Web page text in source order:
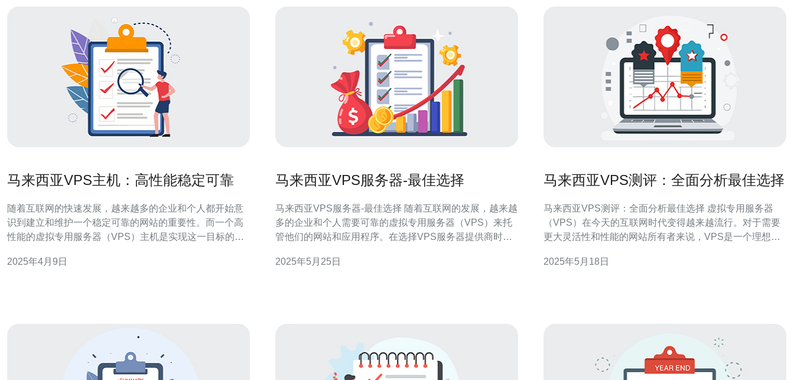
马来西亚VPS主机：高性能稳定可靠
随着互联网的快速发展，越来越多的企业和个人都开始意
识到建立和维护一个稳定可靠的网站的重要性。而一个高
性能的虚拟专用服务器（VPS）主机是实现这一目标的关
为多个独立的虚拟服务器，每个虚拟服务器都具有自己的
2025年4月9日
马来西亚VPS服务器-最佳选择
马来西亚VPS服务器-最佳选择 随着互联网的发展，越来越
多的企业和个人需要可靠的虚拟专用服务器（VPS）来托
管他们的网站和应用程序。在选择VPS服务器提供商时，
亚VPS服务器有许多优势，其中包括： 地理位置优势：马
2025年5月25日
马来西亚VPS测评：全面分析最佳选择
马来西亚VPS测评：全面分析最佳选择 虚拟专用服务器
（VPS）在今天的互联网时代变得越来越流行。对于需要
更大灵活性和性能的网站所有者来说，VPS是一个理想的
选择最适合自己需求的VPS服务商呢？本文将全面分析马
2025年5月18日